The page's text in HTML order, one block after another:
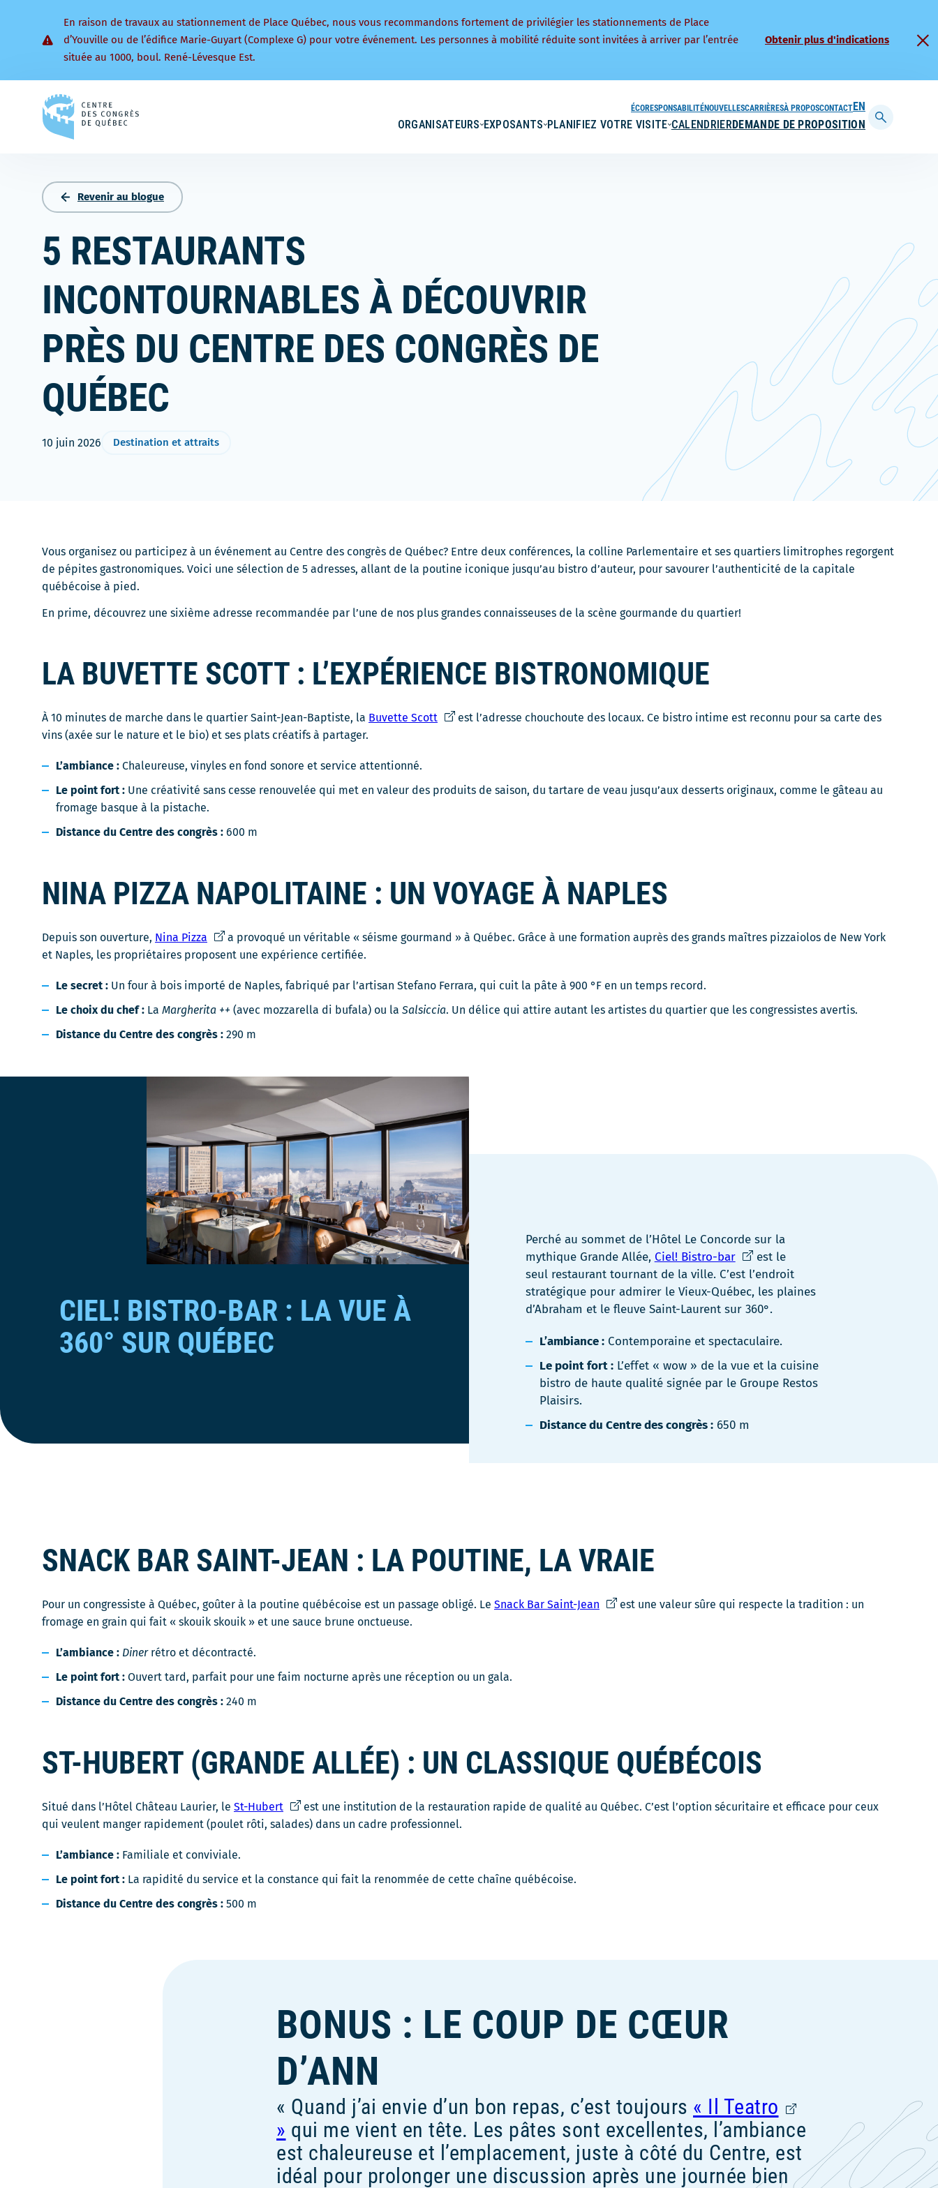
En raison de travaux au stationnement de Place Québec, nous vous recommandons fortement de privilégier les stationnements de Place
d’Youville ou de l’édifice Marie-Guyart (Complexe G) pour votre événement. Les personnes à mobilité réduite sont invitées à arriver par l’entrée
située au 1000, boul. René-Lévesque Est.
Obtenir plus d'indications
ORGANISATEURS EXPOSANTS PLANIFIEZ VOTRE VISITE CALENDRIERDEMANDE DE PROPOSITION
ÉCORESPONSABILITÉNOUVELLESCARRIÈRESÀ PROPOSCONTACTENGLISH
Afficher
Revenir au blogue
5 RESTAURANTS
INCONTOURNABLES À DÉCOUVRIR
PRÈS DU CENTRE DES CONGRÈS DE
QUÉBEC
10 juin 2026 Destination et attraits
Vous organisez ou participez à un événement au Centre des congrès de Québec? Entre deux conférences, la colline Parlementaire et ses quartiers limitrophes regorgent
de pépites gastronomiques. Voici une sélection de 5 adresses, allant de la poutine iconique jusqu’au bistro d’auteur, pour savourer l’authenticité de la capitale
québécoise à pied.
En prime, découvrez une sixième adresse recommandée par l’une de nos plus grandes connaisseuses de la scène gourmande du quartier!
LA BUVETTE SCOTT : L’EXPÉRIENCE BISTRONOMIQUE
À 10 minutes de marche dans le quartier Saint-Jean-Baptiste, la Buvette ScottCe
une
est l’adresse chouchoute des locaux. Ce bistro intime est reconnu pour sa carte des
vins (axée sur le nature et le bio) et ses plats créatifs à partager.
L’ambiance : Chaleureuse, vinyles en fond sonore et service attentionné.
Le point fort : Une créativité sans cesse renouvelée qui met en valeur des produits de saison, du tartare de veau jusqu’aux desserts originaux, comme le gâteau au
fromage basque à la pistache.
Distance du Centre des congrès : 600 m
NINA PIZZA NAPOLITAINE : UN VOYAGE À NAPLES
Depuis son ouverture, Nina Pizza Ce
lien
dans
une
fenêtre
a provoqué un véritable « séisme gourmand » à Québec. Grâce à une formation auprès des grands maîtres pizzaiolos de New York
et Naples, les propriétaires proposent une expérience certifiée.
Le secret : Un four à bois importé de Naples, fabriqué par l’artisan Stefano Ferrara, qui cuit la pâte à 900 °F en un temps record.
Le choix du chef : La Margherita ++ (avec mozzarella di bufala) ou la Salsiccia. Un délice qui attire autant les artistes du quartier que les congressistes avertis.
Distance du Centre des congrès : 290 m
CIEL! BISTRO-BAR : LA VUE À
360° SUR QUÉBEC
Perché au sommet de l’Hôtel Le Concorde sur la
mythique Grande Allée, Ciel! Bistro-barCe
lien
s'ouvrira
dans
nouvelle
fenêtre
est le
seul restaurant tournant de la ville. C’est l’endroit
stratégique pour admirer le Vieux-Québec, les plaines
d’Abraham et le fleuve Saint-Laurent sur 360°.
L’ambiance :Contemporaine et spectaculaire.
Le point fort :L’effet « wow » de la vue et la cuisine
bistro de haute qualité signée par le Groupe Restos
Plaisirs.
Distance du Centre des congrès :650 m
SNACK BAR SAINT-JEAN : LA POUTINE, LA VRAIE
Pour un congressiste à Québec, goûter à la poutine québécoise est un passage obligé. Le Snack Bar Saint-Jean Ce
est une valeur sûre qui respecte la tradition : un
fromage en grain qui fait « skouik skouik » et une sauce brune onctueuse.
L’ambiance : Dinerrétro et décontracté.
Le point fort : Ouvert tard, parfait pour une faim nocturne après une réception ou un gala.
Distance du Centre des congrès : 240 m
ST-HUBERT (GRANDE ALLÉE) : UN CLASSIQUE QUÉBÉCOIS
Situé dans l’Hôtel Château Laurier, le St-Hubert Ce
lien
une
est une institution de la restauration rapide de qualité au Québec. C’est l’option sécuritaire et efficace pour ceux
qui veulent manger rapidement (poulet rôti, salades) dans un cadre professionnel.
L’ambiance : Familiale et conviviale.
Le point fort : La rapidité du service et la constance qui fait la renommée de cette chaîne québécoise.
Distance du Centre des congrès : 500 m
BONUS : LE COUP DE CŒUR
D’ANN
Quand j’ai envie d’un bon repas, c’est toujours
Il Teatro
Ce
lien
s'ouvrira
qui me vient en tête. Les pâtes sont excellentes, l’ambiance
est chaleureuse et l’emplacement, juste à côté du Centre, est
idéal pour prolonger une discussion après une journée bien